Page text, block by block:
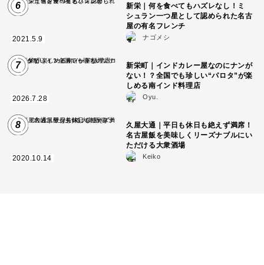
6
2021.5.9
新栄｜何を食べてもハズレなし！ミ
シュラン一つ星として認められた名古
屋の有名フレンチ
ナゴメシ
7
2026.7.28
新栄町｜インドカレー屋なのにナンが
ない！？全国でも珍しい“パロタ”が楽
しめる南インド料理店
Oyu.
8
2020.10.14
久屋大通｜平日も休日も絶えず満席！
名古屋飯を美味しくリーズナブルにい
ただける大衆酒場
Keiko